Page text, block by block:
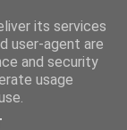
its services
user-agent are
and security
usage